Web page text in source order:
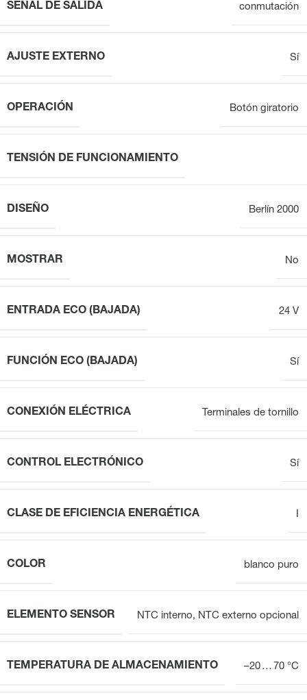
SEÑAL DE SALIDA conmutación
AJUSTE EXTERNO Sí
OPERACIÓN Botón giratorio
TENSIÓN DE FUNCIONAMIENTO
DISEÑO Berlín 2000
MOSTRAR No
ENTRADA ECO (BAJADA) 24 V
FUNCIÓN ECO (BAJADA) Sí
CONEXIÓN ELÉCTRICA Terminales de tornillo
CONTROL ELECTRÓNICO Sí
CLASE DE EFICIENCIA ENERGÉTICA
COLOR blanco puro
ELEMENTO SENSOR NTC interno, NTC externo opcional
TEMPERATURA DE ALMACENAMIENTO –20 … 70 °C